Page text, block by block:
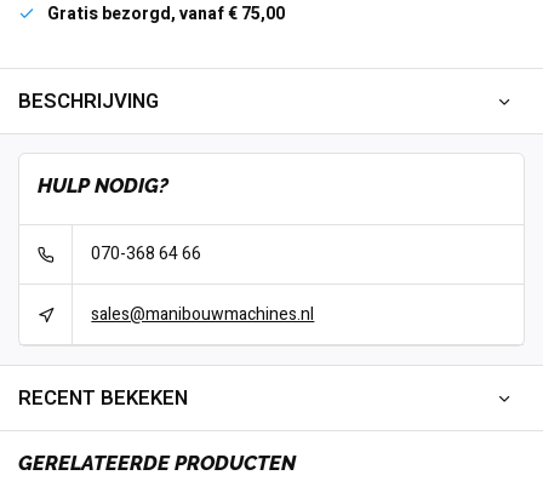
Gratis bezorgd, vanaf € 75,00
BESCHRIJVING
HULP NODIG?
070-368 64 66
sales@manibouwmachines.nl
RECENT BEKEKEN
GERELATEERDE PRODUCTEN